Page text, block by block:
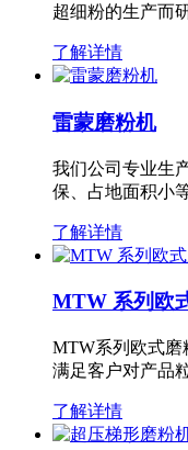
超细粉的生产而
了解详情
雷蒙磨粉机
我们公司专业生
保、占地面积小
了解详情
MTW 系列欧
MTW系列欧式
满足客户对产品
了解详情